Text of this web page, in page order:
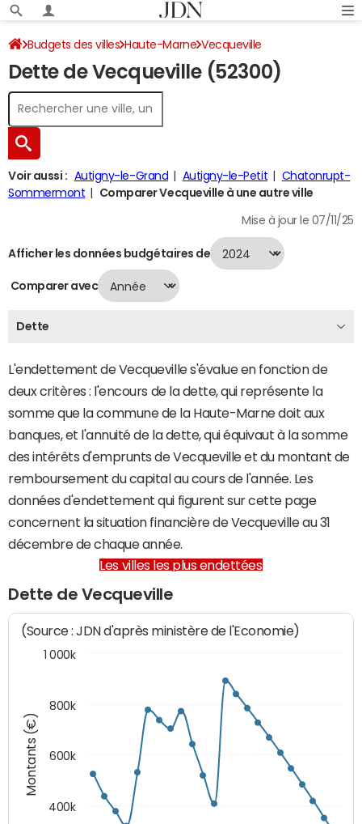
Budgets des villes Haute-Marne Vecqueville
Dette au 31/12/2024
Dette de Vecqueville (52300)
Voir aussi : Autigny-le-Grand Autigny-le-Petit
Chatonrupt-
Sommermont
Comparer Vecqueville à une autre ville
Mise à jour le 07/11/25
Afficher les données budgétaires de
Comparer avec
Dette
L'endettement de Vecqueville s'évalue en fonction de
deux critères : l'encours de la dette, qui représente la
somme que la commune de la Haute-Marne doit aux
banques, et l'annuité de la dette, qui équivaut à la somme
des intérêts d'emprunts de Vecqueville et du montant de
remboursement du capital au cours de l'année. Les
données d'endettement qui figurent sur cette page
concernent la situation financière de Vecqueville au 31
décembre de chaque année.
Les villes les plus endettées
Dette de Vecqueville
Montants (€)
(Source : JDN d'après ministère de l'Economie)
400k
600k
800k
1 000k